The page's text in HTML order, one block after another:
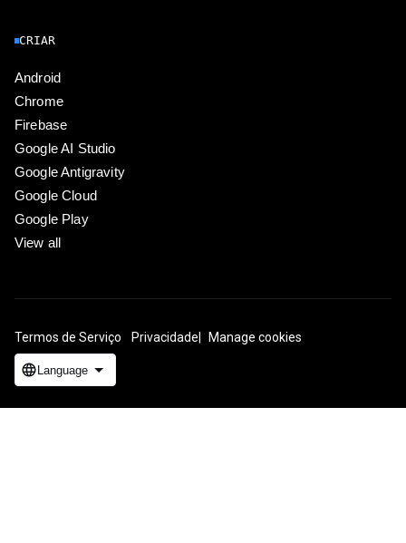
CRIAR
Android
Chrome
Firebase
Google AI Studio
Google Antigravity
Google Cloud
Google Play
View all
Termos de Serviço Privacidade Manage cookies